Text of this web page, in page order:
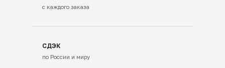
с каждого заказа
СДЭК
по России и миру